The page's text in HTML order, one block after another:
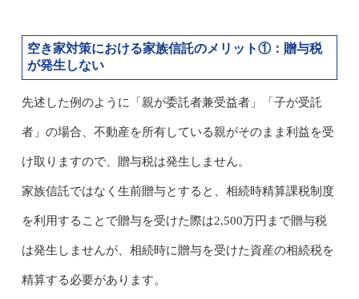
空き家対策における家族信託のメリット①：贈与税
が発生しない
先述した例のように「親が委託者兼受益者」「子が受託
者」の場合、不動産を所有している親がそのまま利益を受
け取りますので、贈与税は発生しません。
家族信託ではなく生前贈与とすると、相続時精算課税制度
を利用することで贈与を受けた際は2,500万円まで贈与税
は発生しませんが、相続時に贈与を受けた資産の相続税を
精算する必要があります。